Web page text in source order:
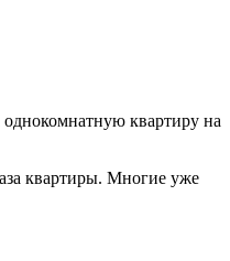
квартиру на
квартиры. Многие уже